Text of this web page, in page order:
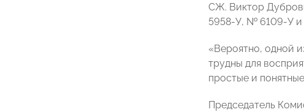
СЖ. Виктор
5958-У, № 6109-У и
«Вероятно, одной
трудны для
простые и
Председатель